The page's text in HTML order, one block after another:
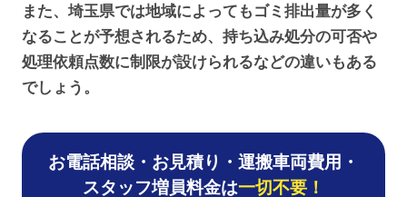
また、埼玉県では地域によってもゴミ排出量が多く
なることが予想されるため、持ち込み処分の可否や
処理依頼点数に制限が設けられるなどの違いもある
でしょう。
お電話相談・お見積り・運搬車両費用・
スタッフ増員料金は一切不要！